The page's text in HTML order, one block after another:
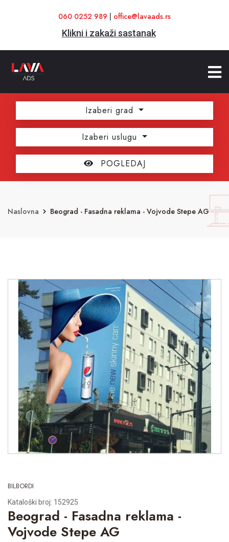
060 0252 989 office@lavaads.rs
Klikni i zakaži sastanak
Izaberi grad
Izaberi uslugu
POGLEDAJ
Naslovna Beograd - Fasadna reklama - Vojvode Stepe AG
BILBORDI
Kataloški broj: 152925
Beograd - Fasadna reklama -
Vojvode Stepe AG